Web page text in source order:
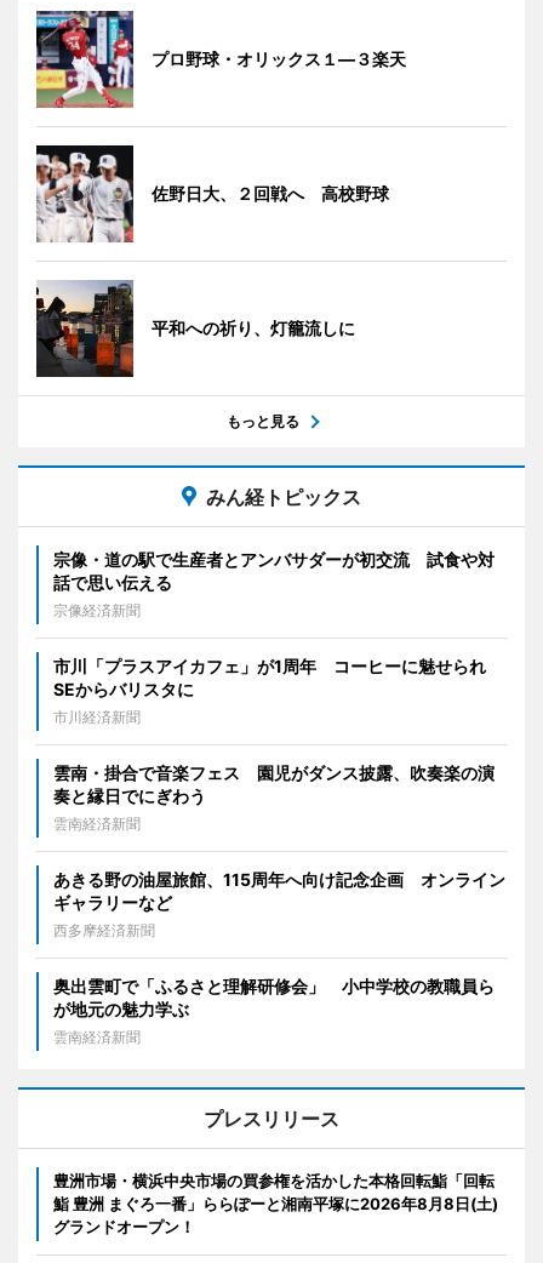
プロ野球・オリックス１―３楽天
佐野日大、２回戦へ 高校野球
平和への祈り、灯籠流しに
もっと見る
みん経トピックス
宗像・道の駅で生産者とアンバサダーが初交流 試食や対
話で思い伝える
宗像経済新聞
市川「プラスアイカフェ」が1周年 コーヒーに魅せられ
SEからバリスタに
市川経済新聞
雲南・掛合で音楽フェス 園児がダンス披露、吹奏楽の演
奏と縁日でにぎわう
雲南経済新聞
あきる野の油屋旅館、115周年へ向け記念企画 オンライン
ギャラリーなど
西多摩経済新聞
奥出雲町で「ふるさと理解研修会」 小中学校の教職員ら
が地元の魅力学ぶ
雲南経済新聞
プレスリリース
豊洲市場・横浜中央市場の買参権を活かした本格回転鮨「回転
鮨 豊洲 まぐろ一番」ららぽーと湘南平塚に2026年8月8日(土)
グランドオープン！